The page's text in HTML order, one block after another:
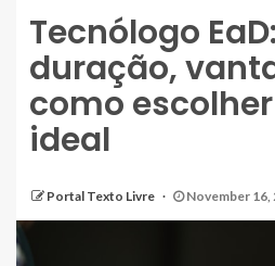
Tecnólogo
duração,
como
ideal
Portal Texto Livre November 16,